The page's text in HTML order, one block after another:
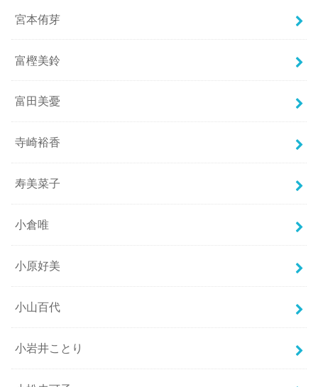
宮本侑芽
富樫美鈴
富田美憂
寺崎裕香
寿美菜子
小倉唯
小原好美
小山百代
小岩井ことり